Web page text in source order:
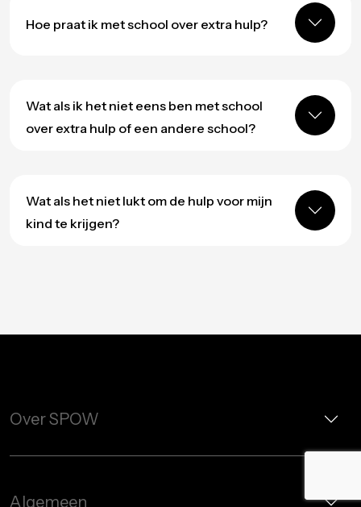
Hoe praat ik met school over extra hulp?
Wat als ik het niet eens ben met school
over extra hulp of een andere school?
Wat als het niet lukt om de hulp voor mijn
kind te krijgen?
Over SPOW
Algemeen